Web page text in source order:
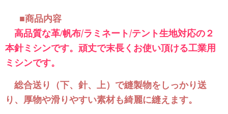
■商品内容
高品質な革/帆布/ラミネート/テント生地対応の２
本針ミシンです。 頑丈で末長くお使い頂ける工業用
ミシンです。
総合送り（下、針、上）で縫製物をしっかり送
り、厚物や滑りやすい素材も綺麗に縫えます。